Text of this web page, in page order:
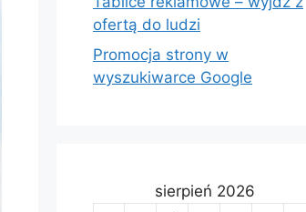
ofertą do ludzi
Promocja strony w
wyszukiwarce Google
sierpień 2026